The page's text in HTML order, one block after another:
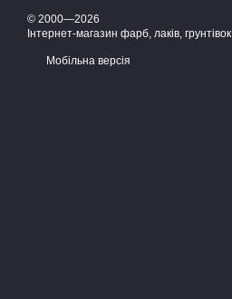
© 2000—2026
Інтернет-магазин фарб, лаків, грунтівок
Мобільна версія